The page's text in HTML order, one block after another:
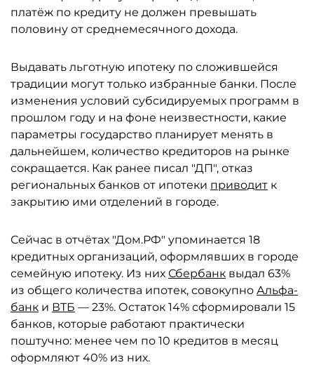
платёж по кредиту не должен превышать
половину от среднемесячного дохода.
Выдавать льготную ипотеку по сложившейся
традиции могут только избранные банки. После
изменения условий субсидируемых программ в
прошлом году и на фоне неизвестности, какие
параметры государство планирует менять в
дальнейшем, количество кредиторов на рынке
сокращается. Как ранее писал "ДП", отказ
региональных банков от ипотеки приводит к
закрытию ими отделений в городе.
Сейчас в отчётах "Дом.РФ" упоминается 18
кредитных организаций, оформлявших в городе
семейную ипотеку. Из них Сбербанк выдал 63%
из общего количества ипотек, совокупно Альфа-
банк и ВТБ — 23%. Остаток 14% сформировали 15
банков, которые работают практически
поштучно: менее чем по 10 кредитов в месяц
оформляют 40% из них.